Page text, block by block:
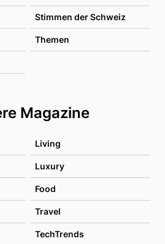
Stimmen der Schweiz
Themen
Magazine
Living
Luxury
Food
Travel
TechTrends